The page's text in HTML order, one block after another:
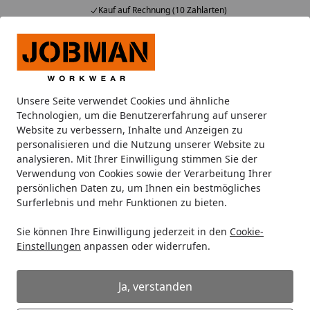
Unsere Seite verwendet Cookies und ähnliche
Technologien, um die Benutzererfahrung auf unserer
Website zu verbessern, Inhalte und Anzeigen zu
personalisieren und die Nutzung unserer Website zu
analysieren. Mit Ihrer Einwilligung stimmen Sie der
Verwendung von Cookies sowie der Verarbeitung Ihrer
persönlichen Daten zu, um Ihnen ein bestmögliches
Surferlebnis und mehr Funktionen zu bieten.
Sie können Ihre Einwilligung jederzeit in den Cookie-
Einstellungen anpassen oder widerrufen.
Ja, verstanden
Kauf auf Rechnung (10 Zahlarten)
Alle Produkte
Mein Konto
Suchen
Startseite
Oberbekleidung Sweatshirts
Sweatshirts
Ihre Artikelübersicht
Filter / Sortierung
Artikel gefunden